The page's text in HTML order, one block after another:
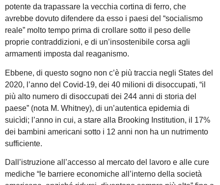
potente da trapassare la vecchia cortina di ferro, che
avrebbe dovuto difendere da esso i paesi del “socialismo
reale” molto tempo prima di crollare sotto il peso delle
proprie contraddizioni, e di un’insostenibile corsa agli
armamenti imposta dal reaganismo.
Ebbene, di questo sogno non c’è più traccia negli States del
2020, l’anno del Covid-19, dei 40 milioni di disoccupati, “il
più alto numero di disoccupati dei 244 anni di storia del
paese” (nota M. Whitney), di un’autentica epidemia di
suicìdi; l’anno in cui, a stare alla Brooking Institution, il 17%
dei bambini americani sotto i 12 anni non ha un nutrimento
sufficiente.
Dall’istruzione all’accesso al mercato del lavoro e alle cure
mediche “le barriere economiche all’interno della società